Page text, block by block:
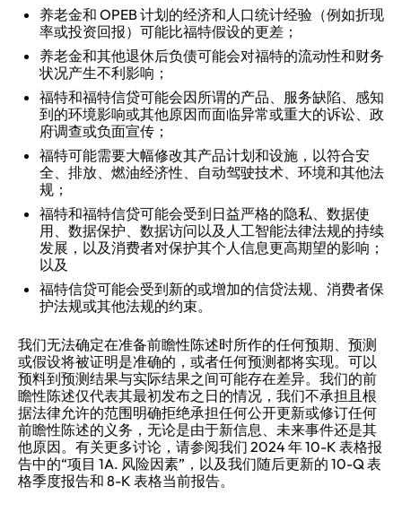
养老金和 OPEB 计划的经济和人口统计经验（例如折现
率或投资回报）可能比福特假设的更差；
养老金和其他退休后负债可能会对福特的流动性和财务
状况产生不利影响；
福特和福特信贷可能会因所谓的产品、服务缺陷、感知
到的环境影响或其他原因而面临异常或重大的诉讼、政
府调查或负面宣传；
福特可能需要大幅修改其产品计划和设施，以符合安
全、排放、燃油经济性、自动驾驶技术、环境和其他法
规；
福特和福特信贷可能会受到日益严格的隐私、数据使
用、数据保护、数据访问以及人工智能法律法规的持续
发展，以及消费者对保护其个人信息更高期望的影响；
以及
福特信贷可能会受到新的或增加的信贷法规、消费者保
护法规或其他法规的约束。
我们无法确定在准备前瞻性陈述时所作的任何预期、预测
或假设将被证明是准确的，或者任何预测都将实现。可以
预料到预测结果与实际结果之间可能存在差异。我们的前
瞻性陈述仅代表其最初发布之日的情况，我们不承担且根
据法律允许的范围明确拒绝承担任何公开更新或修订任何
前瞻性陈述的义务，无论是由于新信息、未来事件还是其
他原因。有关更多讨论，请参阅我们 2024 年 10-K 表格报
告中的“项目 1A. 风险因素”，以及我们随后更新的 10-Q 表
格季度报告和 8-K 表格当前报告。